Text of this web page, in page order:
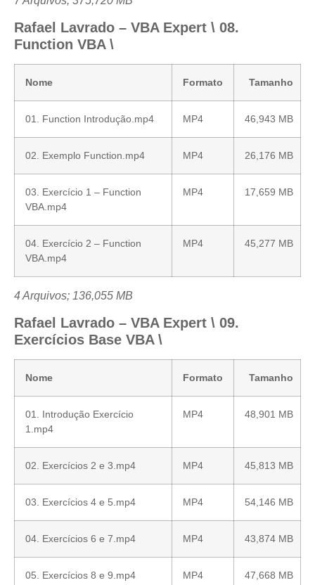
Rafael Lavrado – VBA Expert \ 08.
Function VBA \
Nome Formato Tamanho
01. Function Introdução.mp4 MP4 46,943 MB
02. Exemplo Function.mp4 MP4 26,176 MB
03. Exercício 1 – Function
VBA.mp4
MP4 17,659 MB
04. Exercício 2 – Function
VBA.mp4
MP4 45,277 MB
4 Arquivos; 136,055 MB
Rafael Lavrado – VBA Expert \ 09.
Exercícios Base VBA \
Nome Formato Tamanho
01. Introdução Exercício
1.mp4
MP4 48,901 MB
02. Exercícios 2 e 3.mp4 MP4 45,813 MB
03. Exercícios 4 e 5.mp4 MP4 54,146 MB
04. Exercícios 6 e 7.mp4 MP4 43,874 MB
05. Exercícios 8 e 9.mp4 MP4 47,668 MB